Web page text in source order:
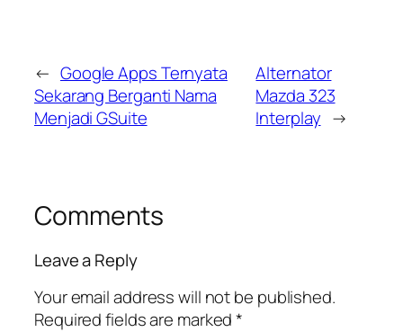
← Google Apps Ternyata
Sekarang Berganti Nama
Menjadi GSuite
Alternator
Mazda 323
Interplay →
Comments
Leave a Reply
Your email address will not be published.
Required fields are marked*